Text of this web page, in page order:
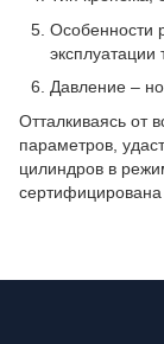
Особенности
эксплуатации
Давление –
Отталкиваясь от
параметров,
цилиндров в
сертифицирована